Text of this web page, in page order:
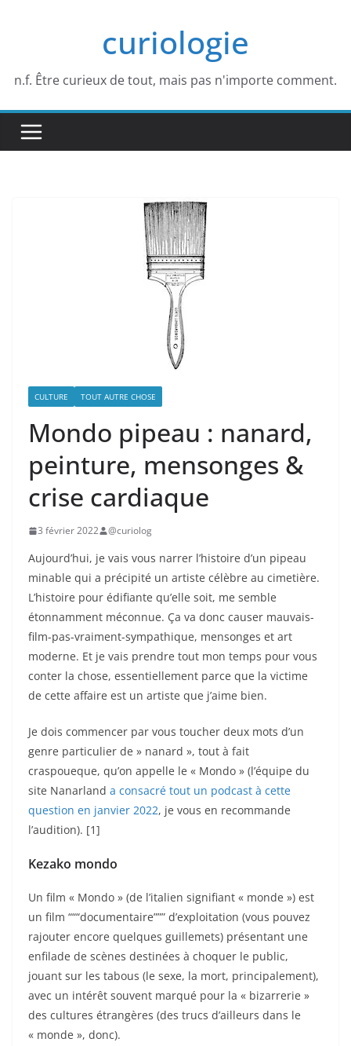
curiologie
n.f. Être curieux de tout, mais pas n'importe comment.
CULTURE TOUT AUTRE CHOSE
Mondo pipeau : nanard,
peinture, mensonges &
crise cardiaque
3 février 2022 @curiolog
Aujourd’hui, je vais vous narrer l’histoire d’un pipeau
minable qui a précipité un artiste célèbre au cimetière.
L’histoire pour édifiante qu’elle soit, me semble
étonnamment méconnue. Ça va donc causer mauvais-
film-pas-vraiment-sympathique, mensonges et art
moderne. Et je vais prendre tout mon temps pour vous
conter la chose, essentiellement parce que la victime
de cette affaire est un artiste que j’aime bien.
Je dois commencer par vous toucher deux mots d’un
genre particulier de » nanard », tout à fait
craspoueque, qu’on appelle le « Mondo » (l’équipe du
site Nanarland a consacré tout un podcast à cette
question en janvier 2022, je vous en recommande
l’audition). [1]
Kezako mondo
Un film « Mondo » (de l’italien signifiant « monde ») est
un film “““documentaire””” d’exploitation (vous pouvez
rajouter encore quelques guillemets) présentant une
enfilade de scènes destinées à choquer le public,
jouant sur les tabous (le sexe, la mort, principalement),
avec un intérêt souvent marqué pour la « bizarrerie »
des cultures étrangères (des trucs d’ailleurs dans le
« monde », donc).